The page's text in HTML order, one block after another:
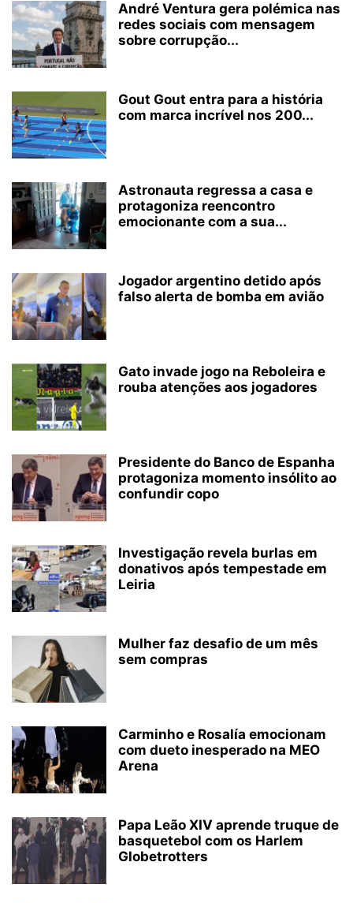
André Ventura gera polémica nas
redes sociais com mensagem
sobre corrupção...
Gout Gout entra para a história
com marca incrível nos 200...
Astronauta regressa a casa e
protagoniza reencontro
emocionante com a sua...
Jogador argentino detido após
falso alerta de bomba em avião
Gato invade jogo na Reboleira e
rouba atenções aos jogadores
Presidente do Banco de Espanha
protagoniza momento insólito ao
confundir copo
Investigação revela burlas em
donativos após tempestade em
Leiria
Mulher faz desafio de um mês
sem compras
Carminho e Rosalía emocionam
com dueto inesperado na MEO
Arena
Papa Leão XIV aprende truque de
basquetebol com os Harlem
Globetrotters